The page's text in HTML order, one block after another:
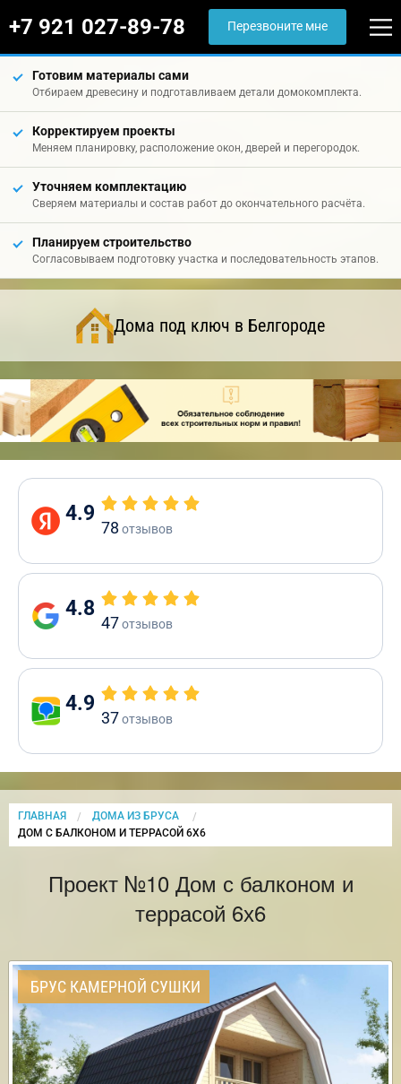
+7 921 027-89-78 Перезвоните мне
Готовим материалы сами
Отбираем древесину и подготавливаем детали домокомплекта.
Корректируем проекты
Меняем планировку, расположение окон, дверей и перегородок.
Уточняем комплектацию
Сверяем материалы и состав работ до окончательного расчёта.
Планируем строительство
Согласовываем подготовку участка и последовательность этапов.
Дома под ключ в Белгороде
4.9
78 отзывов
4.8
47отзывов
4.9
37отзывов
ГЛАВНАЯ
ДОМА ИЗ БРУСА
CURRENT:
ДОМ С БАЛКОНОМ И ТЕРРАСОЙ 6Х6
Проект №10 Дом с балконом и
террасой 6х6
БРУС КАМЕРНОЙ СУШКИ